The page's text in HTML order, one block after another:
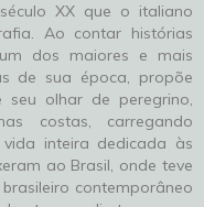
XX que o italiano
Ao contar histórias
dos maiores e mais
de sua época, propõe
olhar de peregrino,
costas, carregando
inteira dedicada às
ao Brasil, onde teve
contemporâneo